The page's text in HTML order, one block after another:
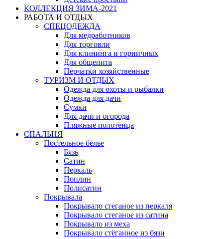
КОЛЛЕКЦИЯ ЗИМА-2021
РАБОТА И ОТДЫХ
СПЕЦОДЕЖДА
Для медработников
Для торговли
Для клининга и горничных
Для общепита
Перчатки хозяйственные
ТУРИЗМ И ОТДЫХ
Одежда для охоты и рыбалки
Одежда для дачи
Сумки
Для дачи и огорода
Пляжные полотенца
СПАЛЬНЯ
Постельное белье
Бязь
Сатин
Перкаль
Поплин
Полисатин
Покрывала
Покрывало стеганое из перкаля
Покрывало стеганое из сатина
Покрывало из меха
Покрывало стёганное из бязи